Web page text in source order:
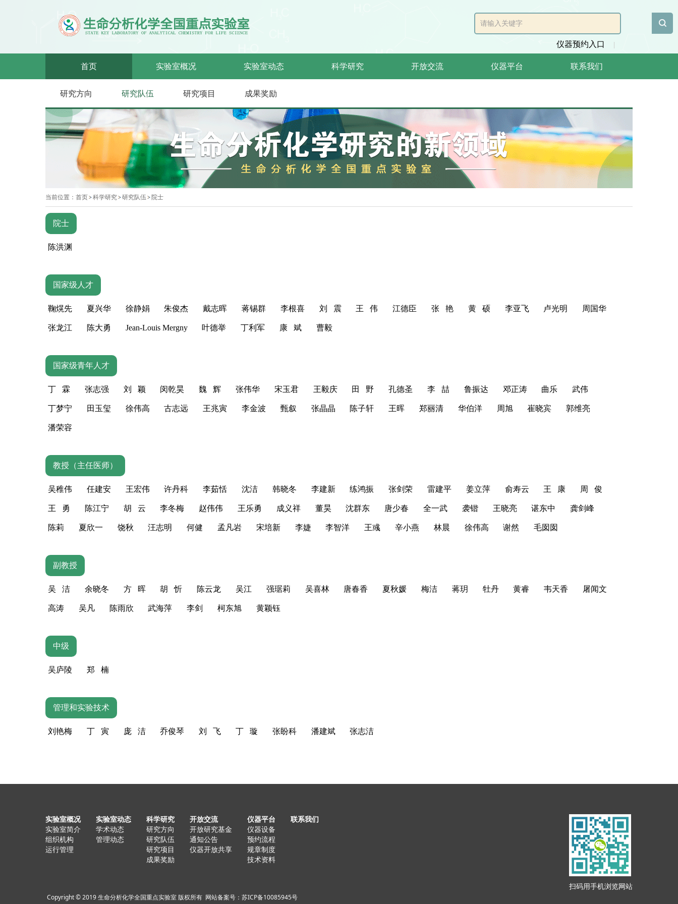
仪器预约入口 |
首页 实验室概况 实验室动态 科学研究 开放交流 仪器平台 联系我们
研究方向 研究队伍 研究项目 成果奖励
当前位置： 首页 科学研究 研究队伍 院士
院士
陈洪渊
国家级人才
鞠熀先 夏兴华 徐静娟 朱俊杰 戴志晖 蒋锡群 李根喜 刘 震 王 伟 江德臣 张 艳 黄 硕 李亚飞 卢光明 周国华
张龙江 陈大勇 Jean-Louis Mergny 叶德举 丁利军 康 斌 曹毅
国家级青年人才
丁 霖 张志强 刘 颖 闵乾昊 魏 辉 张伟华 宋玉君 王毅庆 田 野 孔德圣 李 喆 鲁振达 邓正涛 曲乐 武伟
丁梦宁 田玉玺 徐伟高 古志远 王兆寅 李金波 甄叙 张晶晶 陈子轩 王晖 郑丽清 华伯洋 周旭 崔晓宾 郭维亮
潘荣容
教授（主任医师）
吴稚伟 任建安 王宏伟 许丹科 李茹恬 沈洁 韩晓冬 李建新 练鸿振 张剑荣 雷建平 姜立萍 俞寿云 王 康 周 俊
王 勇 陈江宁 胡 云 李冬梅 赵伟伟 王乐勇 成义祥 董昊 沈群东 唐少春 全一武 袭锴 王晓亮 谌东中 龚剑峰
陈莉 夏欣一 饶秋 汪志明 何健 孟凡岩 宋培新 李婕 李智洋 王彧 辛小燕 林晨 徐伟高 谢然 毛囡囡
副教授
吴 洁 余晓冬 方 晖 胡 忻 陈云龙 吴江 强琚莉 吴喜林 唐春香 夏秋媛 梅洁 蒋玥 牡丹 黄睿 韦天香 屠闻文
高涛 吴凡 陈雨欣 武海萍 李剑 柯东旭 黄颖钰
中级
吴庐陵 郑 楠
管理和实验技术
刘艳梅 丁 寅 庞 洁 乔俊琴 刘 飞 丁 璇 张盼科 潘建斌 张志洁
实验室概况
实验室简介
组织机构
运行管理
实验室动态
学术动态
管理动态
科学研究
研究方向
研究队伍
研究项目
成果奖励
开放交流
开放研究基金
通知公告
仪器开放共享
仪器平台
仪器设备
预约流程
规章制度
技术资料
联系我们
Copyright © 2019 生命分析化学全国重点实验室 版权所有 网站备案号：苏ICP备10085945号
扫码用手机浏览网站